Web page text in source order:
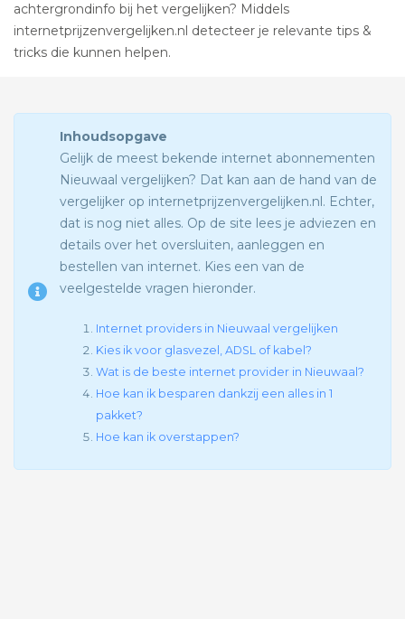
achtergrondinfo bij het vergelijken? Middels
internetprijzenvergelijken.nl detecteer je relevante tips &
tricks die kunnen helpen.
Inhoudsopgave
Gelijk de meest bekende internet abonnementen
Nieuwaal vergelijken? Dat kan aan de hand van de
vergelijker op internetprijzenvergelijken.nl. Echter,
dat is nog niet alles. Op de site lees je adviezen en
details over het oversluiten, aanleggen en
bestellen van internet. Kies een van de
veelgestelde vragen hieronder.
Internet providers in Nieuwaal vergelijken
Kies ik voor glasvezel, ADSL of kabel?
Wat is de beste internet provider in Nieuwaal?
Hoe kan ik besparen dankzij een alles in 1
pakket?
Hoe kan ik overstappen?